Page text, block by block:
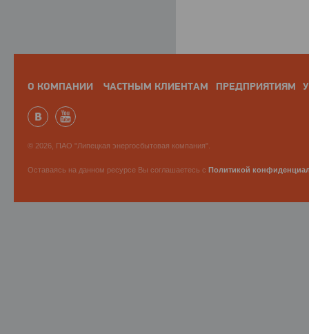
О КОМПАНИИ ЧАСТНЫМ КЛИЕНТАМ ПРЕДПРИЯТИЯМ
© 2026, ПАО "Липецкая энергосбытовая компания".
Оставаясь на данном ресурсе Вы соглашаетесь с Политикой